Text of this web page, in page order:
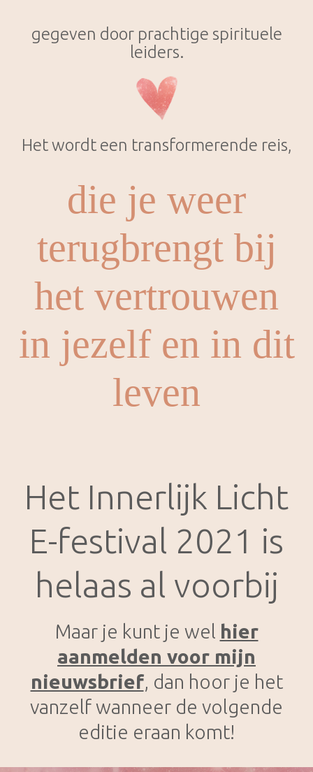
gegeven door prachtige spirituele
leiders.
Het wordt een transformerende reis,
die je weer
terugbrengt bij
het vertrouwen
in jezelf en in dit
leven
Het Innerlijk Licht
E-festival 2021 is
helaas al voorbij
Maar je kunt je wel hier
aanmelden voor mijn
nieuwsbrief, dan hoor je het
vanzelf wanneer de volgende
editie eraan komt!